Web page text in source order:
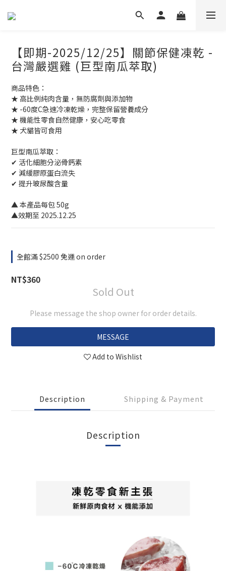
【即期-2025/12/25】關節保健凍乾 -
台灣嚴選雞 (巨型南瓜萃取)
商品特色：
★ 高比例純肉含量，無防腐劑與添加物
★ -60度C急速冷凍乾燥，完整保留營養成分
★ 機能性零食自然健康，安心吃零食
★ 犬貓皆可食用
巨型南瓜萃取：
✔ 活化細胞分泌骨鈣素
✔ 減緩膠原蛋白流失
✔ 提升玻尿酸含量
▲ 本產品每包 50g
▲效期至 2025.12.25
全館滿 $2500 免運 on order
NT$360
Sold Out
Please message the shop owner for order details.
MESSAGE
Add to Wishlist
Description Shipping & Payment
Description